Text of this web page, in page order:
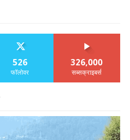
526
फॉलोवर
326,000
सब्सक्राइबर्स